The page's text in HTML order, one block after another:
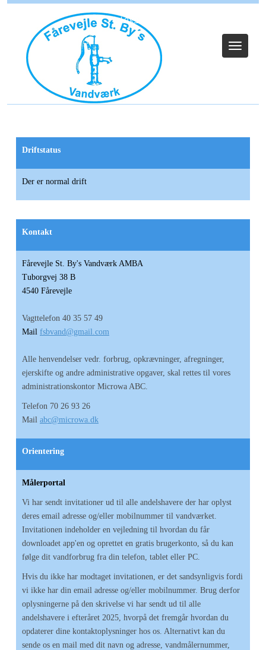
Log ind
Toggle
Driftstatus
Der er normal drift
Kontakt
Fårevejle St. By's Vandværk AMBA
Tuborgvej 38 B
4540 Fårevejle
Vagttelefon 40 35 57 49
Mail fsbvand@gmail.com
Alle henvendelser vedr. forbrug, opkrævninger, afregninger,
ejerskifte og andre administrative opgaver, skal rettes til vores
administrationskontor Microwa ABC.
Telefon 70 26 93 26
Mail abc@microwa.dk
Orientering
Målerportal
Vi har sendt invitationer ud til alle andelshavere der har oplyst
deres email adresse og/eller mobilnummer til vandværket.
Invitationen indeholder en vejledning til hvordan du får
downloadet app'en og oprettet en gratis brugerkonto, så du kan
følge dit vandforbrug fra din telefon, tablet eller PC.
Hvis du ikke har modtaget invitationen, er det sandsynligvis fordi
vi ikke har din email adresse og/eller mobilnummer. Brug derfor
oplysningerne på den skrivelse vi har sendt ud til alle
andelshavere i efteråret 2025, hvorpå det fremgår hvordan du
opdaterer dine kontaktoplysninger hos os. Alternativt kan du
sende os en mail med dit navn og adresse, vandmålernummer,